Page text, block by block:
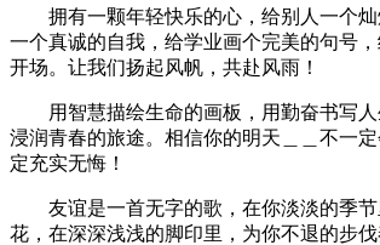
拥有一颗年轻快乐的心，给别人一个灿
一个真诚的自我，给学业画个完美的句号
开场。让我们扬起风帆，共赴风雨！
用智慧描绘生命的画板，用勤奋书写人
浸润青春的旅途。相信你的明天＿＿不一
定充实无悔！
友谊是一首无字的歌，在你淡淡的季节
花，在深深浅浅的脚印里，为你不退的步